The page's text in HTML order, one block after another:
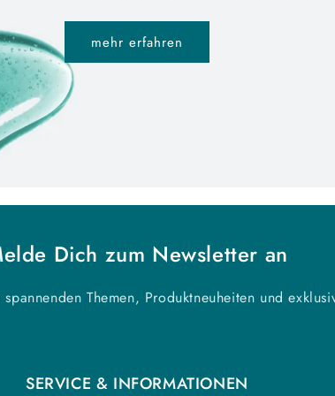
mehr erfahren
Dich zum Newsletter an
Themen, Produktneuheiten und
SERVICE & INFORMATIONEN